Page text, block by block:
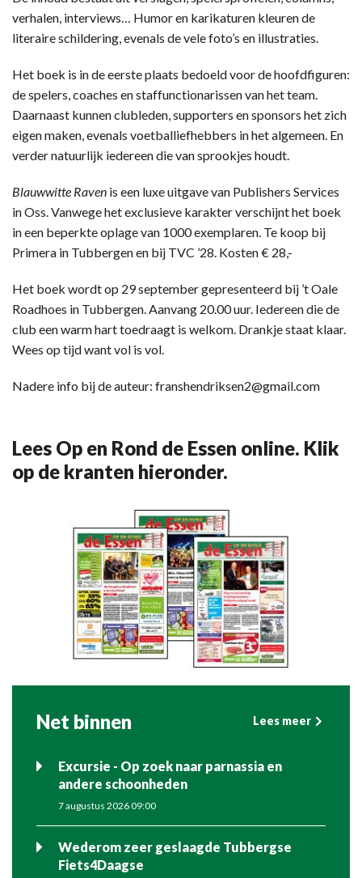
verhalen, interviews… Humor en karikaturen kleuren de
literaire schildering, evenals de vele foto’s en illustraties.
Het boek is in de eerste plaats bedoeld voor de hoofdfiguren:
de spelers, coaches en staffunctionarissen van het team.
Daarnaast kunnen clubleden, supporters en sponsors het zich
eigen maken, evenals voetballiefhebbers in het algemeen. En
verder natuurlijk iedereen die van sprookjes houdt.
Blauwwitte Raven is een luxe uitgave van Publishers Services
in Oss. Vanwege het exclusieve karakter verschijnt het boek
in een beperkte oplage van 1000 exemplaren. Te koop bij
Primera in Tubbergen en bij TVC ’28. Kosten € 28,-
Het boek wordt op 29 september gepresenteerd bij ’t Oale
Roadhoes in Tubbergen. Aanvang 20.00 uur. Iedereen die de
club een warm hart toedraagt is welkom. Drankje staat klaar.
Wees op tijd want vol is vol.
Nadere info bij de auteur: franshendriksen2@gmail.com
Lees Op en Rond de Essen online. Klik
op de kranten hieronder.
Net binnen Lees meer
Excursie - Op zoek naar parnassia en
andere schoonheden
7 augustus 2026 09:00
Wederom zeer geslaagde Tubbergse
Fiets4Daagse